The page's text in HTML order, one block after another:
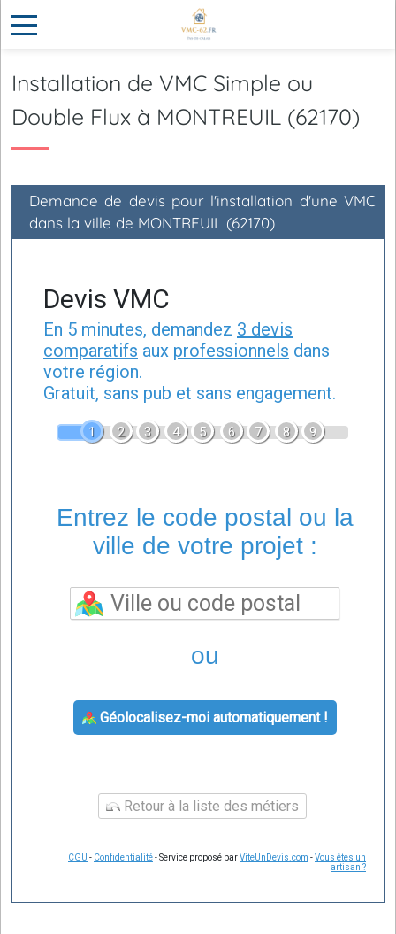
Installation de VMC Simple ou
Double Flux à MONTREUIL (62170)
Demande de devis pour l'installation d'une VMC
dans la ville de MONTREUIL (62170)
Devis VMC
En 5 minutes, demandez 3 devis
comparatifs aux professionnels dans
votre région.
Gratuit, sans pub et sans engagement.
1 2 3 4 5 6 7 8 9
Entrez le code postal ou la
ville de votre projet :
ou
Géolocalisez-moi automatiquement !
Retour à la liste des métiers
CGU - Confidentialité- Service proposé parViteUnDevis.com -Vous êtes un
artisan ?